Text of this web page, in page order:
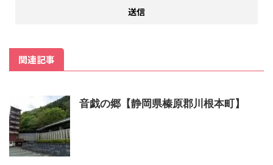
関連記事
音戯の郷【静岡県榛原郡川根本町】